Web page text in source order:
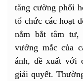
tăng cường phối
tổ chức các hoạt
nắm bắt tâm tư,
vướng mắc của
ánh, đề xuất với
giải quyết.